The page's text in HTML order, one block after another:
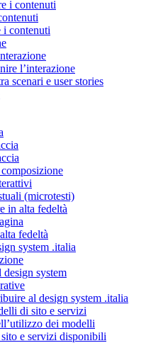
i contenuti
i contenuti
l’interazione
scenari e user stories
(microtesti)
in alta fedeltà
fedeltà
system .italia
system
al design system .italia
di sito e servizi
dei modelli
e servizi disponibili